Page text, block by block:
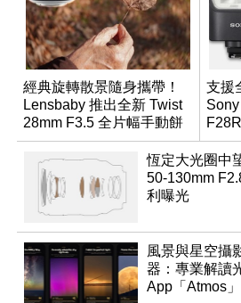
經典旋轉散景隨身攜帶！
Lensbaby 推出全新 Twist
28mm F3.5 全片幅手動餅
乾鏡
支援
體
恆定大光圈中
50-130mm
利曝光
風景與星空攝
器：專業解讀
App「Atmos